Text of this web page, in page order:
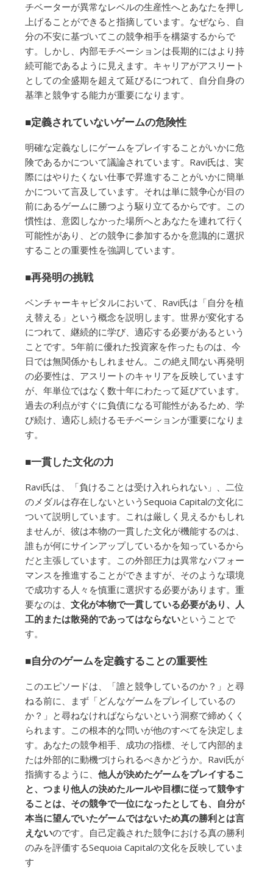
チベーターが異常なレベルの生産性へとあなたを押し
上げることができると指摘しています。なぜなら、自
分の不安に基づいてこの競争相手を構築するからで
す。しかし、内部モチベーションは長期的にはより持
続可能であるように見えます。キャリアがアスリート
としての全盛期を超えて延びるにつれて、自分自身の
基準と競争する能力が重要になります。
■定義されていないゲームの危険性
明確な定義なしにゲームをプレイすることがいかに危
険であるかについて議論されています。Ravi氏は、実
際にはやりたくない仕事で昇進することがいかに簡単
かについて言及しています。それは単に競争心が目の
前にあるゲームに勝つよう駆り立てるからです。この
慣性は、意図しなかった場所へとあなたを連れて行く
可能性があり、どの競争に参加するかを意識的に選択
することの重要性を強調しています。
■再発明の挑戦
ベンチャーキャピタルにおいて、Ravi氏は「自分を植
え替える」という概念を説明します。世界が変化する
につれて、継続的に学び、適応する必要があるという
ことです。5年前に優れた投資家を作ったものは、今
日では無関係かもしれません。この絶え間ない再発明
の必要性は、アスリートのキャリアを反映しています
が、年単位ではなく数十年にわたって延びています。
過去の利点がすぐに負債になる可能性があるため、学
び続け、適応し続けるモチベーションが重要になりま
す。
■一貫した文化の力
Ravi氏は、「負けることは受け入れられない」、二位
のメダルは存在しないというSequoia Capitalの文化に
ついて説明しています。これは厳しく見えるかもしれ
ませんが、彼は本物の一貫した文化が機能するのは、
誰もが何にサインアップしているかを知っているから
だと主張しています。この外部圧力は異常なパフォー
マンスを推進することができますが、そのような環境
で成功する人々を慎重に選択する必要があります。重
要なのは、 文化が本物で一貫している必要があり、人
工的または散発的であってはならないということで
す。
■自分のゲームを定義することの重要性
このエピソードは、「誰と競争しているのか？」と尋
ねる前に、まず「どんなゲームをプレイしているの
か？」と尋ねなければならないという洞察で締めくく
られます。この根本的な問いが他のすべてを決定しま
す。あなたの競争相手、成功の指標、そして内部的ま
たは外部的に動機づけられるべきかどうか。Ravi氏が
指摘するように、 他人が決めたゲームをプレイするこ
と、つまり他人の決めたルールや目標に従って競争す
ることは、その競争で一位になったとしても、自分が
本当に望んでいたゲームではないため真の勝利とは言
えないのです。自己定義された競争における真の勝利
のみを評価するSequoia Capitalの文化を反映していま
す